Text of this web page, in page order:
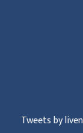
Tweets by